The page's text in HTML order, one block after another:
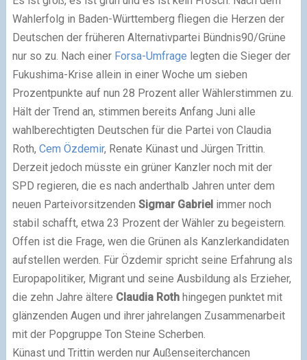
Wahlerfolg in Baden-Württemberg fliegen die Herzen der
Deutschen der früheren Alternativpartei Bündnis90/Grüne
nur so zu. Nach einer Forsa-Umfrage legten die Sieger der
Fukushima-Krise allein in einer Woche um sieben
Prozentpunkte auf nun 28 Prozent aller Wählerstimmen zu.
Hält der Trend an, stimmen bereits Anfang Juni alle
wahlberechtigten Deutschen für die Partei von Claudia
Roth, Cem Özdemir, Renate Künast und Jürgen Trittin.
Derzeit jedoch müsste ein grüner Kanzler noch mit der
SPD regieren, die es nach anderthalb Jahren unter dem
neuen Parteivorsitzenden Sigmar Gabrielimmer noch
stabil schafft, etwa 23 Prozent der Wähler zu begeistern.
Offen ist die Frage, wen die Grünen als Kanzlerkandidaten
aufstellen werden. Für Özdemir spricht seine Erfahrung als
Europapolitiker, Migrant und seine Ausbildung als Erzieher,
die zehn Jahre ältere Claudia Rothhingegen punktet mit
glänzenden Augen und ihrer jahrelangen Zusammenarbeit
mit der Popgruppe Ton Steine Scherben.
Künast und Trittin werden nur Außenseiterchancen